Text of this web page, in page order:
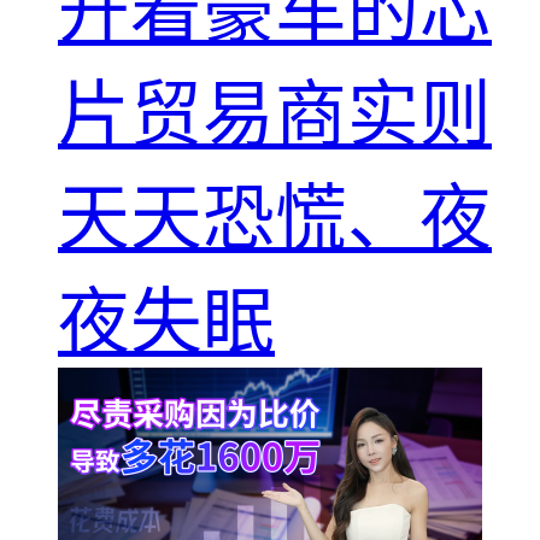
片贸易商实则
天天恐慌、夜
夜失眠